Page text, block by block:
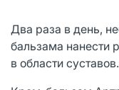
Два раза в день,
бальзама
в области суставов.